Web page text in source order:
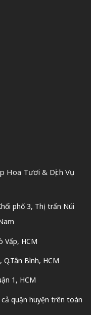
Hoa Tươi & Dịch Vụ
phố 3, Thị trấn Núi
Vấp, HCM
Bình, HCM
1, HCM
quận huyện trên toàn